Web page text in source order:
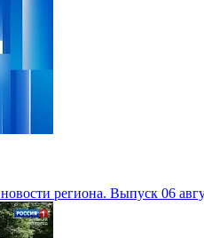
региона. Выпуск 06